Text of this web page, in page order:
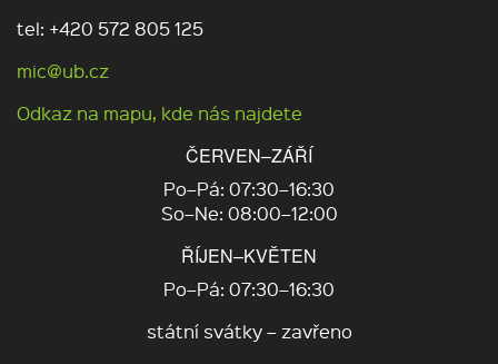
tel: +420 572 805 125
mic@ub.cz
Odkaz na mapu, kde nás najdete
ČERVEN–ZÁŘÍ
Po–Pá: 07:30–16:30
So–Ne: 08:00–12:00
ŘÍJEN–KVĚTEN
Po–Pá: 07:30–16:30
státní svátky – zavřeno